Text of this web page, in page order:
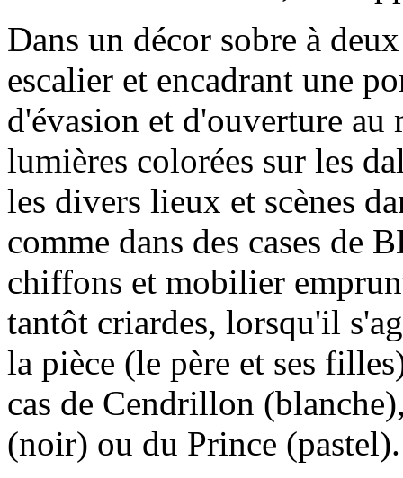
Dans un décor sobre à
escalier et encadrant une
d'évasion et d'ouverture
lumières colorées sur les
les divers lieux et scènes
comme dans des cases de
chiffons et mobilier
tantôt criardes, lorsqu'il
la pièce (le père et ses
cas de Cendrillon
(noir) ou du Prince (pastel).